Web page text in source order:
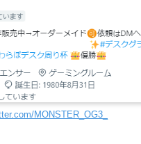
MONSTER_OG3_